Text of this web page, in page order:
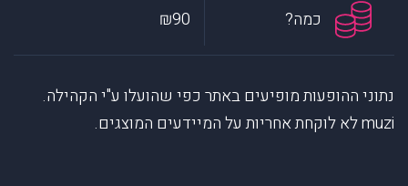
כמה? ₪90
נתוני ההופעות מופיעים באתר כפי שהועלו ע"י הקהילה.
muzi לא לוקחת אחריות על המיידעים המוצגים.